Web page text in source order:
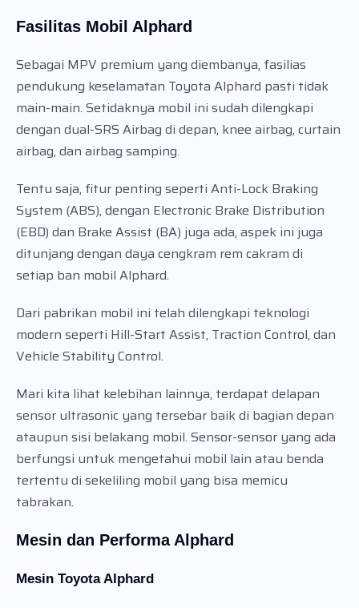
Fasilitas Mobil Alphard
Sebagai MPV premium yang diembanya, fasilias
pendukung keselamatan Toyota Alphard pasti tidak
main-main. Setidaknya mobil ini sudah dilengkapi
dengan dual-SRS Airbag di depan, knee airbag, curtain
airbag, dan airbag samping.
Tentu saja, fitur penting seperti Anti-Lock Braking
System (ABS), dengan Electronic Brake Distribution
(EBD) dan Brake Assist (BA) juga ada, aspek ini juga
ditunjang dengan daya cengkram rem cakram di
setiap ban mobil Alphard.
Dari pabrikan mobil ini telah dilengkapi teknologi
modern seperti Hill-Start Assist, Traction Control, dan
Vehicle Stability Control.
Mari kita lihat kelebihan lainnya, terdapat delapan
sensor ultrasonic yang tersebar baik di bagian depan
ataupun sisi belakang mobil. Sensor-sensor yang ada
berfungsi untuk mengetahui mobil lain atau benda
tertentu di sekeliling mobil yang bisa memicu
tabrakan.
Mesin dan Performa Alphard
Mesin Toyota Alphard